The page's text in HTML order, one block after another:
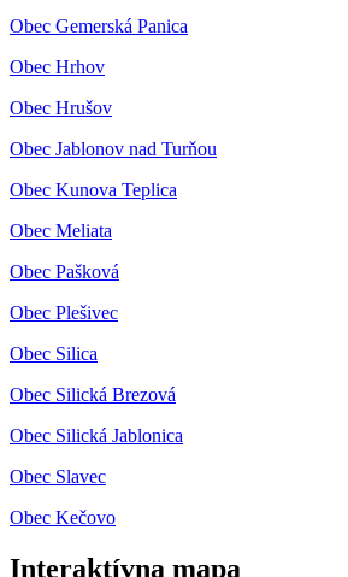
Obec Gemerská Panica
Obec Hrhov
Obec Hrušov
Obec Jablonov nad Turňou
Obec Kunova Teplica
Obec Meliata
Obec Pašková
Obec Plešivec
Obec Silica
Obec Silická Brezová
Obec Silická Jablonica
Obec Slavec
Obec Kečovo
Interaktívna mapa